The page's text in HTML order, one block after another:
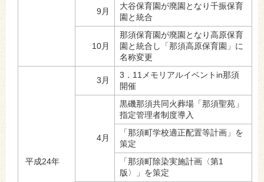
9月
大谷保育園が廃園となり千振保育
園と統合
10月
那須保育園が廃園となり高原保育
園と統合し「那須高原保育園」に
名称変更
平成24年
3月
3．11メモリアルイベントin那須
開催
4月
黒磯那須共同火葬場「那須聖苑」
指定管理者制度導入
「那須町学校適正配置等計画」を
策定
「那須町除染実施計画〈第1
版〉」を策定